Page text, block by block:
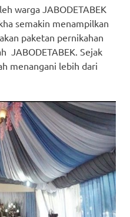
warga JABODETABEK
semakin menampilkan
paketan pernikahan
JABODETABEK. Sejak
menangani lebih dari